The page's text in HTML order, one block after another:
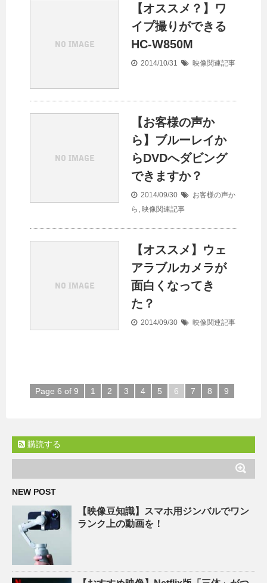
【オススメ？】ワ
イプ撮りができる
HC-W850M
2014/10/31 映像関連記事
【お客様の声か
ら】ブルーレイか
らDVDへダビング
できますか？
2014/09/30
お客様の声か
ら , 映像関連記事
【オススメ】ウェ
アラブルカメラが
面白くなってき
た？
2014/09/30 映像関連記事
Page 6 of 9 1 2 3 4 5 6 7 8 9
購読する
NEW POST
【映像豆知識】スマホ用ジンバルでワン
ランク上の動画を！